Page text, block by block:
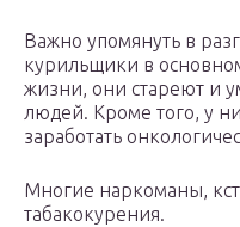
Важно упомянуть в
курильщики в
жизни, они стареют и
людей. Кроме того, у
заработать
Многие наркоманы,
табакокурения.